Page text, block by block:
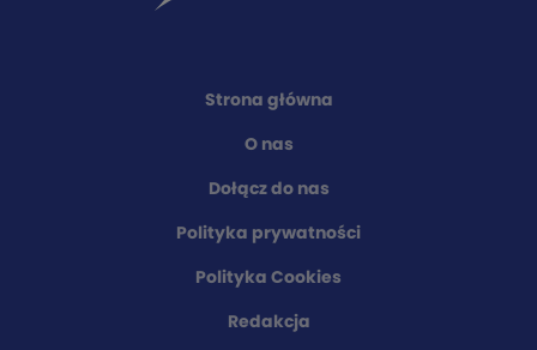
Strona główna
O nas
Dołącz do nas
Polityka prywatności
Polityka Cookies
Redakcja